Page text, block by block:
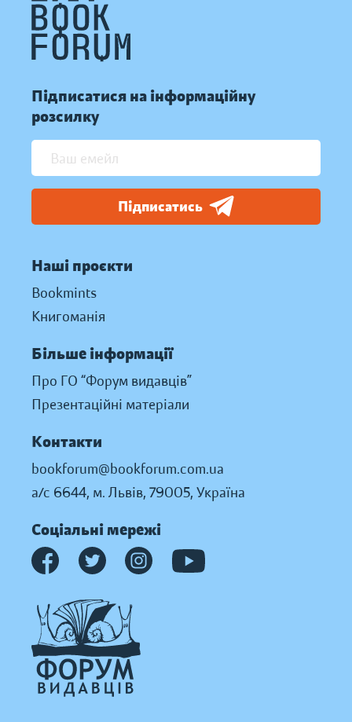
Підписатися на інформаційну
розсилку
Підписатись
Наші проєкти
Bookmints
Книгоманія
Більше інформації
Про ГО “Форум видавців”
Презентаційні матеріали
Контакти
bookforum@bookforum.com.ua
а/с 6644, м. Львів, 79005, Україна
Соціальні мережі